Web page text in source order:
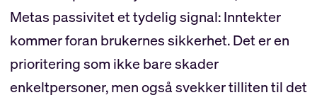
Metas passivitet et tydelig signal: Inntekter
kommer foran brukernes sikkerhet. Det er en
prioritering som ikke bare skader
enkeltpersoner, men også svekker tilliten til det